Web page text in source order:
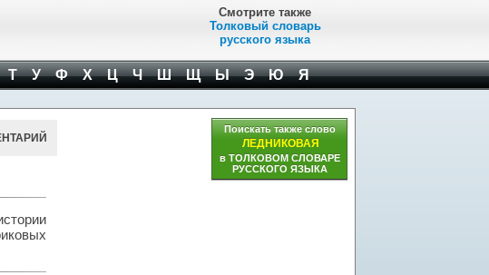
Смотрите также
Толковый словарь
русского языка
Т У Ф Х Ц Ч Ш Щ Ы Э Ю Я
Поискать также слово
ЛЕДНИКОВАЯ
в ТОЛКОВОМ СЛОВАРЕ
РУССКОГО ЯЗЫКА